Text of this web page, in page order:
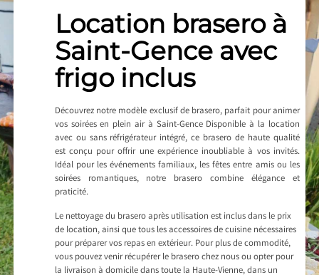
Location brasero à
Saint-Gence avec
frigo inclus
Découvrez notre modèle exclusif de brasero, parfait pour animer
vos soirées en plein air à Saint-Gence Disponible à la location
avec ou sans réfrigérateur intégré, ce brasero de haute qualité
est conçu pour offrir une expérience inoubliable à vos invités.
Idéal pour les événements familiaux, les fêtes entre amis ou les
soirées romantiques, notre brasero combine élégance et
praticité.
Le nettoyage du brasero après utilisation est inclus dans le prix
de location, ainsi que tous les accessoires de cuisine nécessaires
pour préparer vos repas en extérieur. Pour plus de commodité,
vous pouvez venir récupérer le brasero chez nous ou opter pour
la livraison à domicile dans toute la Haute-Vienne, dans un